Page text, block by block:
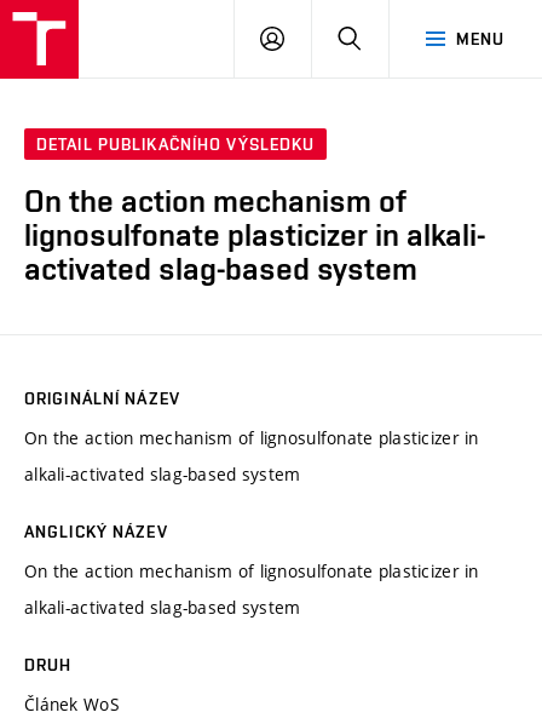
MENU
PŘIHLÁSIT
DETAIL PUBLIKAČNÍHO VÝSLEDKU
On the action mechanism of
lignosulfonate plasticizer in alkali-
activated slag-based system
ORIGINÁLNÍ NÁZEV
On the action mechanism of lignosulfonate plasticizer in
alkali-activated slag-based system
ANGLICKÝ NÁZEV
On the action mechanism of lignosulfonate plasticizer in
alkali-activated slag-based system
DRUH
Článek WoS